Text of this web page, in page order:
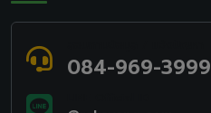
084-969-3999